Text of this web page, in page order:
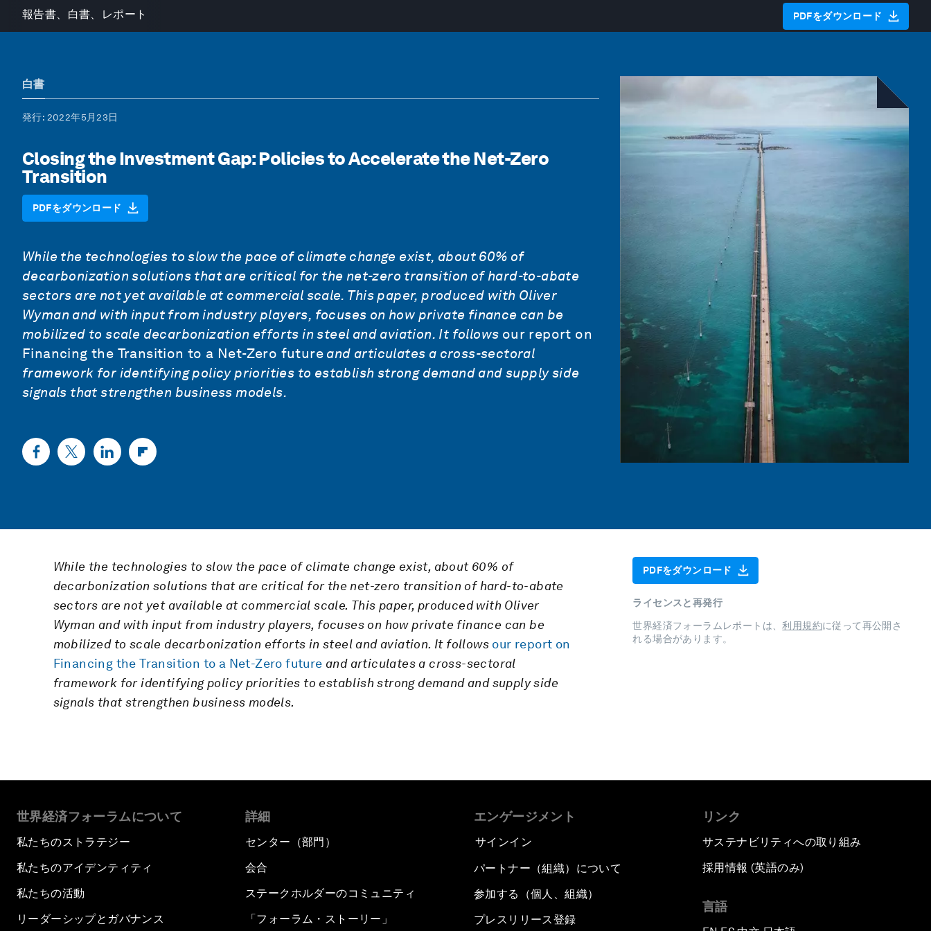
報告書、白書、レポート PDFをダウンロード
白書
発行: 2022年5月23日
Closing the Investment Gap: Policies to Accelerate the Net-Zero
Transition
PDFをダウンロード
While the technologies to slow the pace of climate change exist, about60% of
decarbonization solutions that are critical for the net-zero transition of hard-to-abate
sectors are not yet available at commercial scale. This paper, produced with Oliver
Wyman and with input from industry players, focuses on how private finance can be
mobilized to scale decarbonization efforts in steel and aviation. It follows our report on
Financing the Transition to a Net-Zero future and articulates a cross-sectoral
framework for identifying policy priorities to establish strong demand and supply side
signals that strengthen business models.
While the technologies to slow the pace of climate change exist, about 60% of
decarbonization solutions that are critical for the net-zero transition of hard-to-abate
sectors are not yet available at commercial scale. This paper, produced with Oliver
Wyman and with input from industry players, focuses on how private finance can be
mobilized to scale decarbonization efforts in steel and aviation. It follows our report on
Financing the Transition to a Net-Zero future and articulates a cross-sectoral
framework for identifying policy priorities to establish strong demand and supply side
signals that strengthen business models.
PDFをダウンロード
ライセンスと再発行
世界経済フォーラムレポートは、利用規約に従って再公開さ
れる場合があります。
世界経済フォーラムについて
私たちのストラテジー
私たちのアイデンティティ
私たちの活動
リーダーシップとガバナンス
詳細
センター（部門）
会合
ステークホルダーのコミュニティ
「フォーラム・ストーリー」
エンゲージメント
サインイン
パートナー（組織）について
参加する（個人、組織）
プレスリリース登録
リンク
サステナビリティへの取り組み
採用情報 (英語のみ)
言語